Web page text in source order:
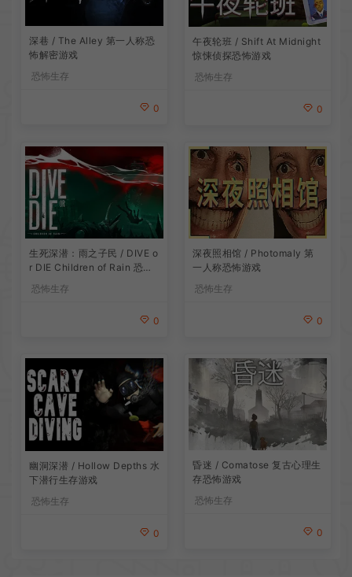
深巷 / The Alley 第一人称恐
怖解密游戏
恐怖生存
0
午夜轮班 / Shift At Midnight
惊悚侦探恐怖游戏
恐怖生存
0
生死深潜：雨之子民 / DIVE o
r DIE Children of Rain 恐怖
恐怖生存
0
深夜照相馆 / Photomaly 第
一人称恐怖游戏
恐怖生存
0
幽洞深潜 / Hollow Depths 水
下潜行生存游戏
恐怖生存
0
昏迷 / Comatose 复古心理生
存恐怖游戏
恐怖生存
0